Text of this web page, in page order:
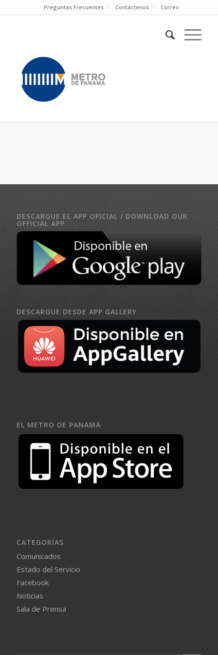
Preguntas Frecuentes Contáctenos Correo
DESCARGUE EL APP OFICIAL / DOWNLOAD OUR
OFFICIAL APP
DESCARGUE DESDE APP GALLERY
EL METRO DE PANAMÁ
CATEGORÍAS
Comunicados
Estado del Servicio
Facebook
Noticias
Sala de Prensa